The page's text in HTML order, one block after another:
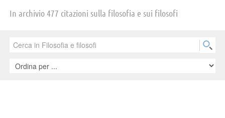
in quando, fare una manciata di comparsate televisive all'anno,
o intrattenendo fitti carteggi con luminari stranieri. Visto a cosa serve
In archivio 477 citazioni sulla filosofia e sui filosofi